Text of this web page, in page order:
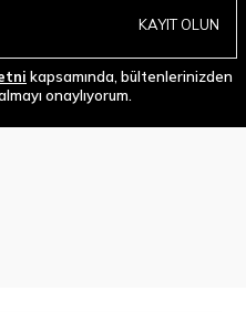
KAYIT OLUN
kapsamında, bültenlerinizden
onaylıyorum.